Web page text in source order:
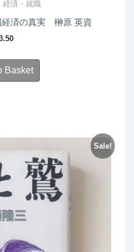
経済・就職
経済の真実 榊原 英資
Basket
Sale!